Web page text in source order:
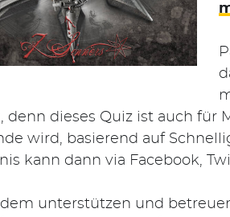
denn dieses Quiz ist auch für
wird, basierend auf
kann dann via Facebook,
unterstützen und